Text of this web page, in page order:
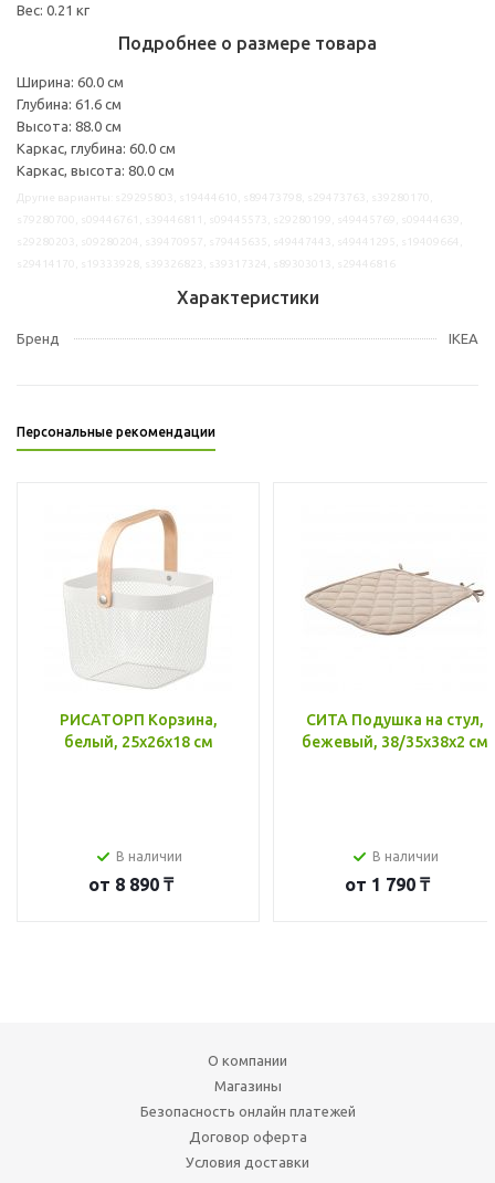
Вес: 0.21 кг
Подробнее о размере товара
Ширина: 60.0 см
Глубина: 61.6 см
Высота: 88.0 см
Каркас, глубина: 60.0 см
Каркас, высота: 80.0 см
Характеристики
Бренд IKEA
Персональные рекомендации
РИСАТОРП Корзина,
белый, 25x26x18 см
В наличии
от 8 890 ₸
СИТА Подушка на стул,
бежевый, 38/35x38x2 см
В наличии
от 1 790 ₸
О компании
Магазины
Безопасность онлайн платежей
Договор оферта
Условия доставки